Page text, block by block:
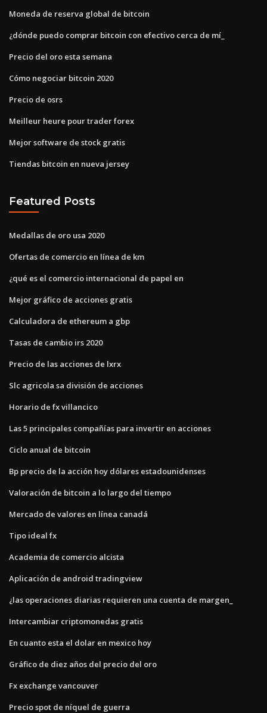
Moneda de reserva global de bitcoin
¿dónde puedo comprar bitcoin con efectivo cerca de mí_
Precio del oro esta semana
Cómo negociar bitcoin 2020
Precio de osrs
Meilleur heure pour trader forex
Mejor software de stock gratis
Tiendas bitcoin en nueva jersey
Featured Posts
Medallas de oro usa 2020
Ofertas de comercio en línea de km
¿qué es el comercio internacional de papel en
Mejor gráfico de acciones gratis
Calculadora de ethereum a gbp
Tasas de cambio irs 2020
Precio de las acciones de lxrx
Slc agricola sa división de acciones
Horario de fx villancico
Las 5 principales compañías para invertir en acciones
Ciclo anual de bitcoin
Bp precio de la acción hoy dólares estadounidenses
Valoración de bitcoin a lo largo del tiempo
Mercado de valores en línea canadá
Tipo ideal fx
Academia de comercio alcista
Aplicación de android tradingview
¿las operaciones diarias requieren una cuenta de margen_
Intercambiar criptomonedas gratis
En cuanto esta el dolar en mexico hoy
Gráfico de diez años del precio del oro
Fx exchange vancouver
Precio spot de níquel de guerra